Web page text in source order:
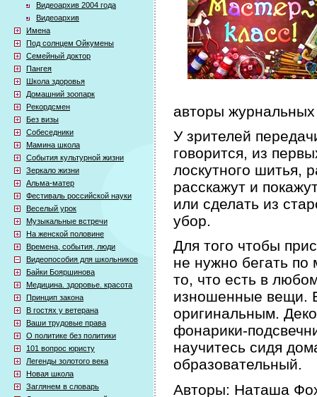
Видеоархив 2004 года
Видеоархив
Имена
Под солнцем Ойкумены
Семейный доктор
Пангея
Школа здоровья
Домашний зоопарк
Рекордсмен
Без визы
Собеседники
Мамина школа
События культурной жизни
Зеркало жизни
Альма-матер
Фестиваль российской науки
Веселый урок
Музыкальные встречи
На женской половине
Времена, события, люди
Видеопособия для школьников
Байки Бояршинова
Медицина. здоровье. красота
Принцип закона
В гостях у ветерана
Ваши трудовые права
О политике без политики
101 вопрос юристу
Легенды золотого века
Новая школа
Заглянем в словарь
авторы журнальных
У зрителей
говорится, из
лоскутного шитья,
расскажут и
или сделать из
убор.
Для того чтобы
не нужно бегать по
то, что есть в
изношенные вещи.
оригинальным.
фонарики-
научитесь сидя
образовательный.
Авторы: Наташа